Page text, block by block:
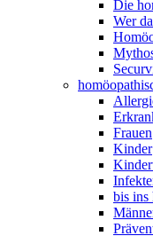
Die
Wer
Frauen
Kinder
bis ins